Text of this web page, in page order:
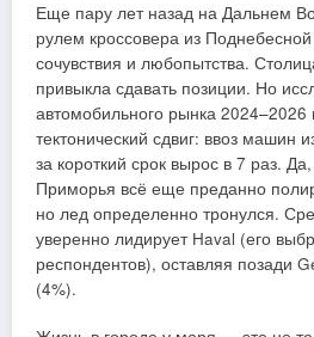
Еще пару лет назад на Дальнем
рулем кроссовера из
сочувствия и любопытства.
привыкла сдавать позиции. Но
автомобильного рынка 2024–2026
тектонический сдвиг: ввоз машин
за короткий срок вырос в 7 раз.
Приморья всё еще преданно
но лед определенно тронулся.
уверенно лидирует Haval (его
респондентов), оставляя позади
(4%).